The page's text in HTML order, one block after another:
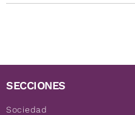
SECCIONES
Sociedad